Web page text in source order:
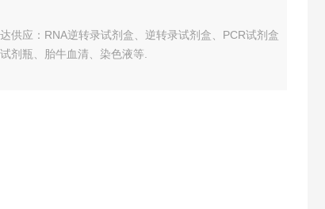
供应：RNA逆转录试剂盒、逆转录试剂盒、PCR试剂盒
剂瓶、胎牛血清、染色液等.